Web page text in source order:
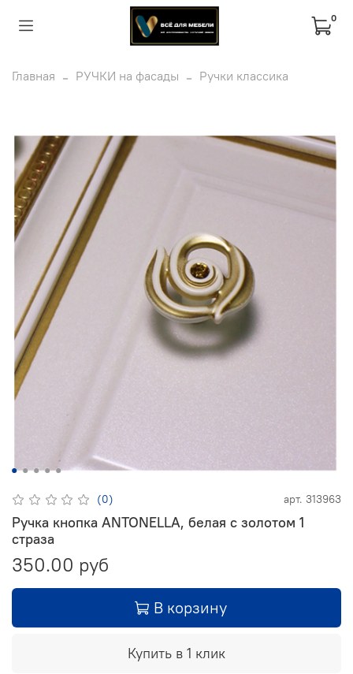
0
Главная РУЧКИ на фасады Ручки классика
(0) арт. 313963
Ручка кнопка ANTONELLA, белая с золотом 1
страза
350.00 руб
В корзину
Купить в 1 клик